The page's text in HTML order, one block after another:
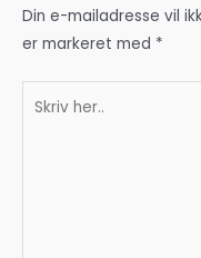
Din e-mailadresse vil
er markeret med *